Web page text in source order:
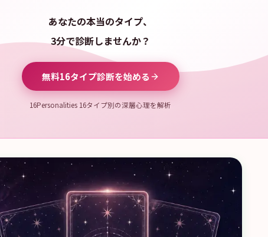
あなたの本当のタイプ、
3分で診断しませんか？
無料16タイプ診断を始める
16Personalities 16タイプ別の深層心理を解析